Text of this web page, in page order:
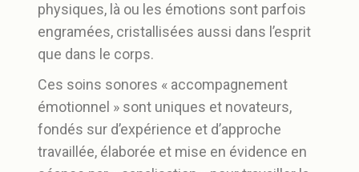
physiques, là ou les émotions sont parfois
engramées, cristallisées aussi dans l’esprit
que dans le corps.
Ces soins sonores « accompagnement
émotionnel » sont uniques et novateurs,
fondés sur d’expérience et d’approche
travaillée, élaborée et mise en évidence en